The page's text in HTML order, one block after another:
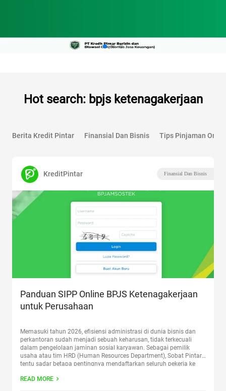
Hot search: bpjs ketenagakerjaan
Berita Kredit Pintar Finansial Dan Bisnis Tips Pinjaman
KreditPintar Finansial Dan Bisnis
Panduan SIPP Online BPJS Ketenagakerjaan
untuk Perusahaan
Memasuki tahun 2026, efisiensi administrasi di dunia bisnis dan
perkantoran sudah menjadi sebuah keharusan, tidak terkecuali
dalam pengelolaan jaminan sosial karyawan. Sebagai pemilik
usaha atau tim HRD (Human Resources Department), Sobat Pintar
tentu sadar betapa pentingnya mendaftarkan seluruh pekerja ke
pendaftaran, perubahan data, hingga menghitung pembayaran
READ MORE